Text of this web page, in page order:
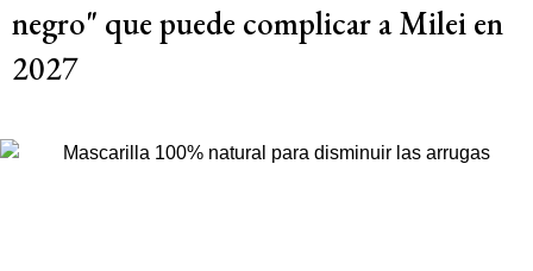
negro" que puede complicar a Milei en
2027